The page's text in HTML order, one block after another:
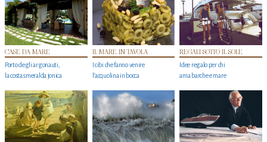
CASE DA MARE
Porto degli argonauti,
la costa smeralda jonica
IL MARE IN TAVOLA
I cibi che fanno venire
l’acquolina in bocca
REGALI SOTTO IL SOLE
Idee regalo per chi
ama barche e mare